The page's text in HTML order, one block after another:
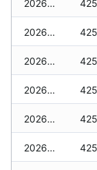
2026-07-06
2026-07-05
2026-07-04
2026-07-03
2026-07-02
2026-07-01